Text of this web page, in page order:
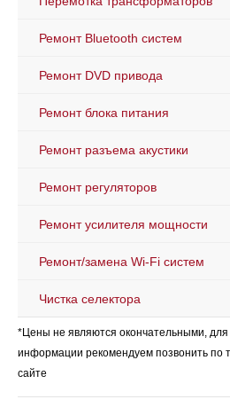
Ремонт Bluetooth систем
Ремонт DVD привода
Ремонт блока питания
Ремонт разъема акустики
Ремонт регуляторов
Ремонт усилителя мощности
Ремонт/замена Wi-Fi систем
Чистка селектора
*Цены не являются окончательными,
информации рекомендуем позвонить по
сайте